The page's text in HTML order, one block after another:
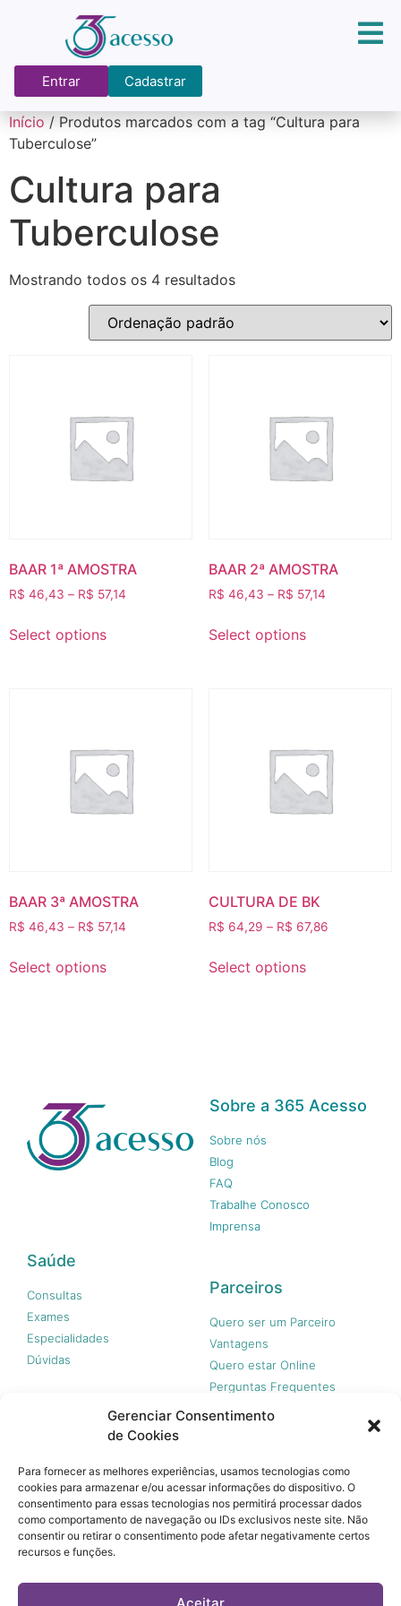
Gerenciar Consentimento
de Cookies
Para fornecer as melhores experiências, usamos tecnologias como
cookies para armazenar e/ou acessar informações do dispositivo. O
consentimento para essas tecnologias nos permitirá processar dados
como comportamento de navegação ou IDs exclusivos neste site. Não
consentir ou retirar o consentimento pode afetar negativamente certos
recursos e funções.
Aceitar
Entrar Cadastrar
Início / Produtos marcados com a tag “Cultura para
Tuberculose”
Cultura para
Tuberculose
Mostrando todos os 4 resultados
BAAR 1ª AMOSTRA
R$ 46,43 – R$ 57,14
Select options
BAAR 2ª AMOSTRA
R$ 46,43 – R$ 57,14
Select options
BAAR 3ª AMOSTRA
R$ 46,43 – R$ 57,14
Select options
CULTURA DE BK
R$ 64,29 – R$ 67,86
Select options
Sobre a 365 Acesso
Sobre nós
Blog
FAQ
Trabalhe Conosco
Imprensa
Saúde
Consultas
Exames
Especialidades
Dúvidas
Parceiros
Quero ser um Parceiro
Vantagens
Quero estar Online
Perguntas Frequentes